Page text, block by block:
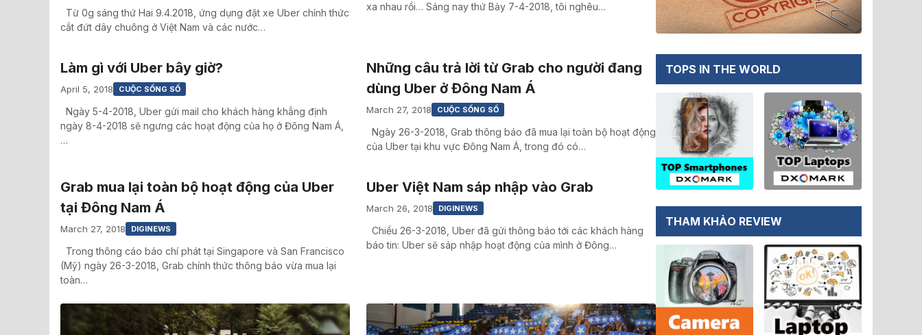
Từ 0g sáng thứ Hai 9.4.2018, ứng dụng đặt xe Uber chính thức
cắt đứt dây chuông ở Việt Nam và các nước…
xa nhau rồi… Sáng nay thứ Bảy 7-4-2018, tôi nghêu…
Làm gì với Uber bây giờ?
April 5, 2018 CUỘC SỐNG SỐ
Ngày 5-4-2018, Uber gửi mail cho khách hàng khẳng định
ngày 8-4-2018 sẽ ngưng các hoạt động của họ ở Đông Nam Á,
…
Những câu trả lời từ Grab cho người đang
dùng Uber ở Đông Nam Á
March 27, 2018 CUỘC SỐNG SỐ
Ngày 26-3-2018, Grab thông báo đã mua lại toàn bộ hoạt động
của Uber tại khu vực Đông Nam Á, trong đó có…
Grab mua lại toàn bộ hoạt động của Uber
tại Đông Nam Á
March 27, 2018 DIGINEWS
Trong thông cáo báo chí phát tại Singapore và San Francisco
(Mỹ) ngày 26-3-2018, Grab chính thức thông báo vừa mua lại
toàn…
Uber Việt Nam sáp nhập vào Grab
March 26, 2018 DIGINEWS
Chiều 26-3-2018, Uber đã gửi thông báo tới các khách hàng
báo tin: Uber sẽ sáp nhập hoạt động của mình ở Đông…
TOPS IN THE WORLD
THAM KHẢO REVIEW